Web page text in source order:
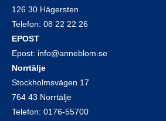
126 30 Hägersten
Telefon: 08 22 22 26
EPOST
Epost: info@anneblom.se
Norrtälje
Stockholmsvägen 17
764 43 Norrtälje
Telefon: 0176-55700